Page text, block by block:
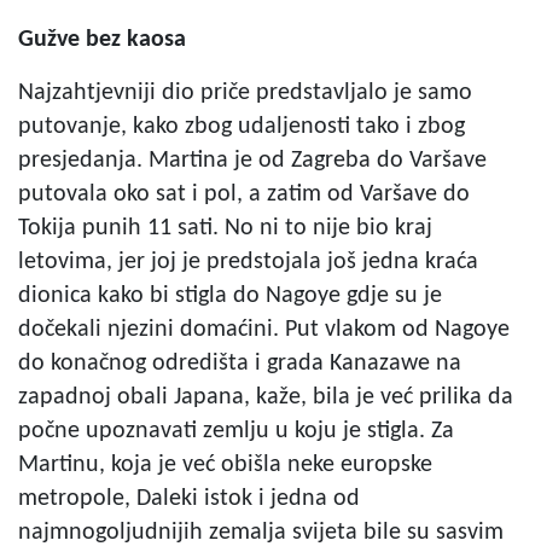
Gužve bez kaosa
Najzahtjevniji dio priče predstavljalo je samo
putovanje, kako zbog udaljenosti tako i zbog
presjedanja. Martina je od Zagreba do Varšave
putovala oko sat i pol, a zatim od Varšave do
Tokija punih 11 sati. No ni to nije bio kraj
letovima, jer joj je predstojala još jedna kraća
dionica kako bi stigla do Nagoye gdje su je
dočekali njezini domaćini. Put vlakom od Nagoye
do konačnog odredišta i grada Kanazawe na
zapadnoj obali Japana, kaže, bila je već prilika da
počne upoznavati zemlju u koju je stigla. Za
Martinu, koja je već obišla neke europske
metropole, Daleki istok i jedna od
najmnogoljudnijih zemalja svijeta bile su sasvim